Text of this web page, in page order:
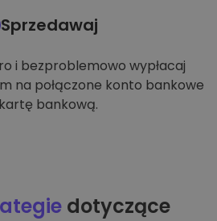
Sprzedawaj
i bezproblemowo wypłacaj
na połączone konto bankowe
bankową.
dotyczące